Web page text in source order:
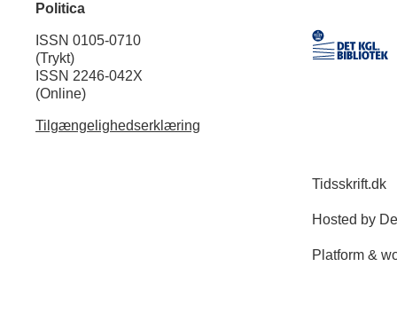
Politica
ISSN 0105-0710
(Trykt)
ISSN 2246-042X
(Online)
Tilgængelighedserklæring